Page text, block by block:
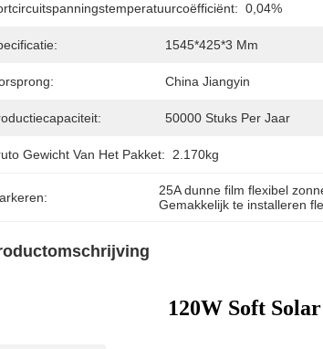
0,04%
1545*425*3 Mm
China Jiangyin
50000 Stuks Per Jaar
Gewicht Van Het Pakket: 2.170kg
25A dunne film flexibel
Gemakkelijk te installeren
120W Soft